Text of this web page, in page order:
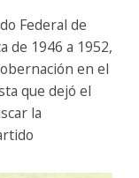
Federal de
de 1946 a 1952,
en el
que dejó el
la